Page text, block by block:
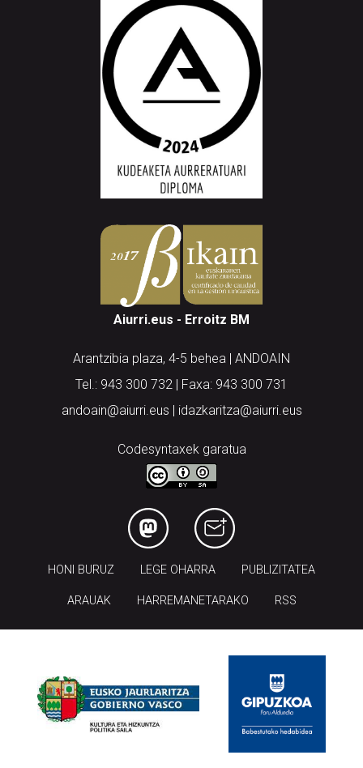
Aiurri.eus - Erroitz BM
Arantzibia plaza, 4-5 behea | ANDOAIN
Tel.: 943 300 732 | Faxa: 943 300 731
andoain@aiurri.eus | idazkaritza@aiurri.eus
Codesyntaxek garatua
HONI BURUZ LEGE OHARRA PUBLIZITATEA
ARAUAK HARREMANETARAKO RSS